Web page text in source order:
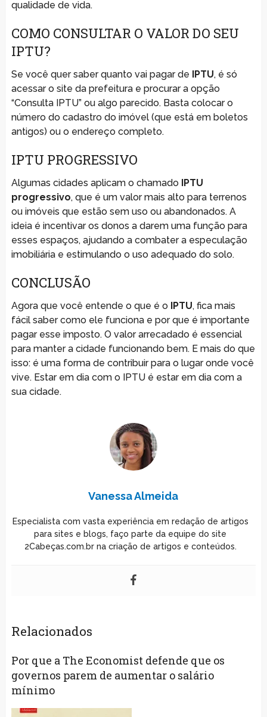
qualidade de vida.
COMO CONSULTAR O VALOR DO SEU
IPTU?
Se você quer saber quanto vai pagar de IPTU, é só
acessar o site da prefeitura e procurar a opção
“Consulta IPTU” ou algo parecido. Basta colocar o
número do cadastro do imóvel (que está em boletos
antigos) ou o endereço completo.
IPTU PROGRESSIVO
Algumas cidades aplicam o chamado IPTU
progressivo, que é um valor mais alto para terrenos
ou imóveis que estão sem uso ou abandonados. A
ideia é incentivar os donos a darem uma função para
esses espaços, ajudando a combater a especulação
imobiliária e estimulando o uso adequado do solo.
CONCLUSÃO
Agora que você entende o que é o IPTU, fica mais
fácil saber como ele funciona e por que é importante
pagar esse imposto. O valor arrecadado é essencial
para manter a cidade funcionando bem. E mais do que
isso: é uma forma de contribuir para o lugar onde você
vive. Estar em dia com o IPTU é estar em dia com a
sua cidade.
Vanessa Almeida
Especialista com vasta experiência em redação de artigos
para sites e blogs, faço parte da equipe do site
2Cabeças.com.br na criação de artigos e conteúdos.
Relacionados
Por que a The Economist defende que os
governos parem de aumentar o salário
mínimo